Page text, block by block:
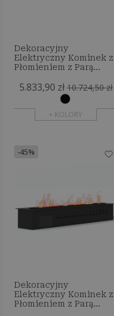
Dekoracyjny
Elektryczny Kominek z
Płomieniem z Parą
5.833,90 zł 10.724,50 zł
+ KOLORY
-45%
Dekoracyjny
Elektryczny Kominek z
Płomieniem z Parą